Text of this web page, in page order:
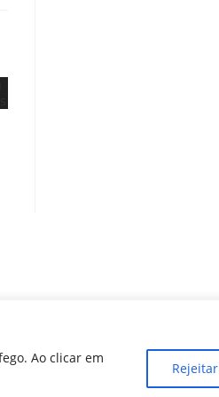
Ao clicar em
Rejeitar